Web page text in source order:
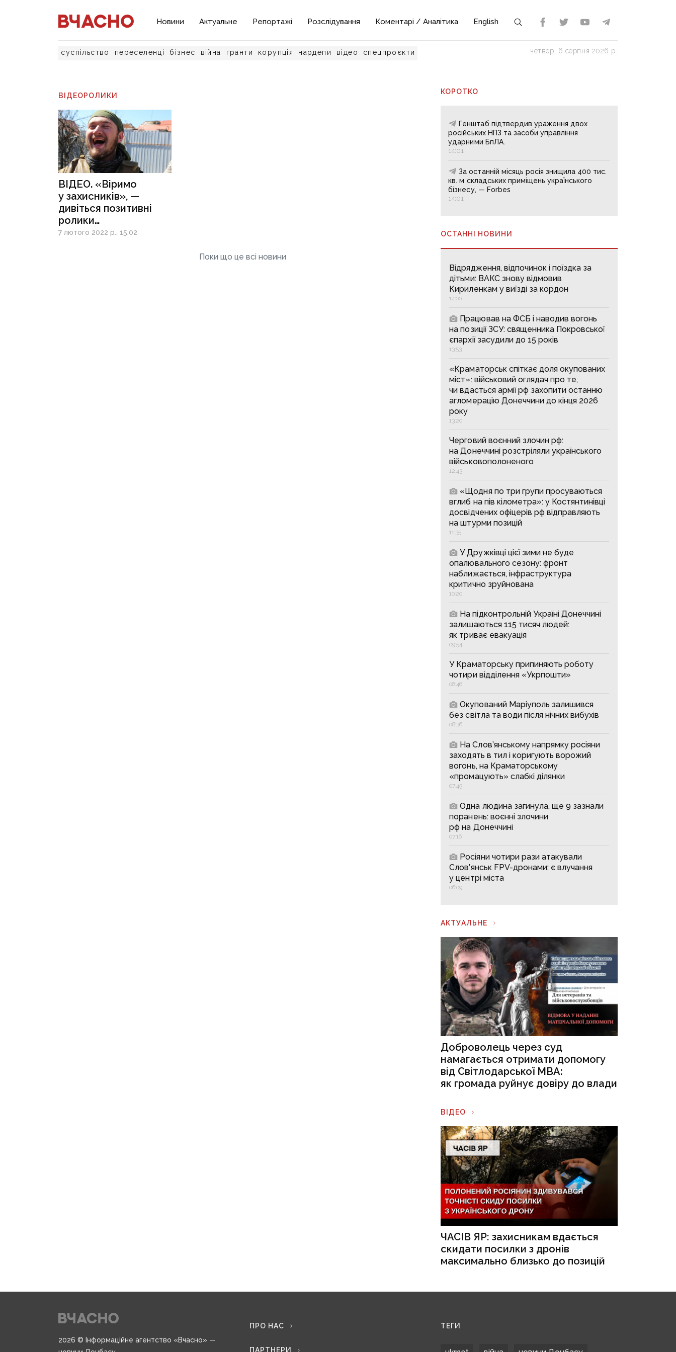
Новини Актуальне Репортажі Розслідування Коментарі / Аналітика English
суспільство переселенці бізнес війна гранти корупція нардепи відео спецпроєкти четвер, 6 серпня 2026 р.
ВІДЕОРОЛИКИ
ВІДЕО. «Віримо
у захисників», —
дивіться позитивні
ролики
з українськими
7 лютого 2022 р., 15:02
Поки що це всі новини
КОРОТКО
Генштаб підтвердив ураження двох
російських НПЗ та засоби управління
ударними БпЛА.
14:01
За останній місяць росія знищила 400 тис.
кв. м складських приміщень українського
бізнесу, — Forbes
14:01
ОСТАННІ НОВИНИ
Відрядження, відпочинок і поїздка за
дітьми: ВАКС знову відмовив
Кириленкам у виїзді за кордон
14:00
Працював на ФСБ і наводив вогонь
на позиції ЗСУ: священника Покровської
єпархії засудили до 15 років
13:53
«Краматорськ спіткає доля окупованих
міст»: військовий оглядач про те,
чи вдасться армії рф захопити останню
агломерацію Донеччини до кінця 2026
року
13:20
Черговий воєнний злочин рф:
на Донеччині розстріляли українського
військовополоненого
12:43
«Щодня по три групи просуваються
вглиб на пів кілометра»: у Костянтинівці
досвідчених офіцерів рф відправляють
на штурми позицій
11:35
У Дружківці цієї зими не буде
опалювального сезону: фронт
наближається, інфраструктура
критично зруйнована
10:20
На підконтрольній Україні Донеччині
залишаються 115 тисяч людей:
як триває евакуація
09:54
У Краматорську припиняють роботу
чотири відділення «Укрпошти»
08:46
Окупований Маріуполь залишився
без світла та води після нічних вибухів
08:36
На Слов’янському напрямку росіяни
заходять в тил і коригують ворожий
вогонь, на Краматорському
«промацують» слабкі ділянки
07:45
Одна людина загинула, ще 9 зазнали
поранень: воєнні злочини
рф на Донеччині
07:16
Росіяни чотири рази атакували
Слов’янськ FPV-дронами: є влучання
у центрі міста
06:09
АКТУАЛЬНЕ
Доброволець через суд
намагається отримати допомогу
від Світлодарської МВА:
як громада руйнує довіру до влади
ВІДЕО
ЧАСІВ ЯР: захисникам вдається
скидати посилки з дронів
максимально близько до позицій
2026 © Інформаційне агентство «Вчасно» —
ПРО НАС
ПАРТНЕРИ
ТЕГИ